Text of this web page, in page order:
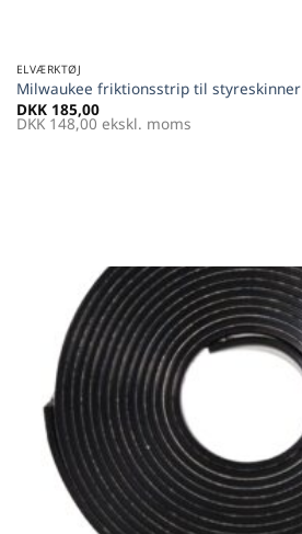
ELVÆRKTØJ
Milwaukee friktionsstrip til styreskinner
DKK 185,00
DKK 148,00 ekskl. moms